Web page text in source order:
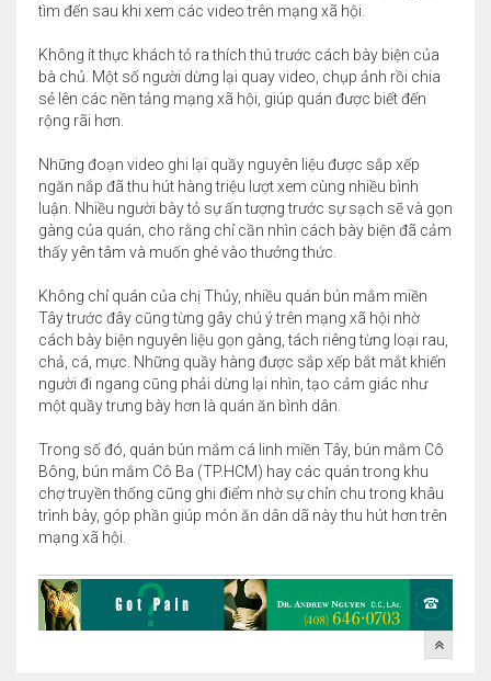
tìm đến sau khi xem các video trên mạng xã hội.
Không ít thực khách tỏ ra thích thú trước cách bày biện của
bà chủ. Một số người dừng lại quay video, chụp ảnh rồi chia
sẻ lên các nền tảng mạng xã hội, giúp quán được biết đến
rộng rãi hơn.
Những đoạn video ghi lại quầy nguyên liệu được sắp xếp
ngăn nắp đã thu hút hàng triệu lượt xem cùng nhiều bình
luận. Nhiều người bày tỏ sự ấn tượng trước sự sạch sẽ và gọn
gàng của quán, cho rằng chỉ cần nhìn cách bày biện đã cảm
thấy yên tâm và muốn ghé vào thưởng thức.
Không chỉ quán của chị Thủy, nhiều quán bún mắm miền
Tây trước đây cũng từng gây chú ý trên mạng xã hội nhờ
cách bày biện nguyên liệu gọn gàng, tách riêng từng loại rau,
chả, cá, mực. Những quầy hàng được sắp xếp bắt mắt khiến
người đi ngang cũng phải dừng lại nhìn, tạo cảm giác như
một quầy trưng bày hơn là quán ăn bình dân.
Trong số đó, quán bún mắm cá linh miền Tây, bún mắm Cô
Bông, bún mắm Cô Ba (TP.HCM) hay các quán trong khu
chợ truyền thống cũng ghi điểm nhờ sự chỉn chu trong khâu
trình bày, góp phần giúp món ăn dân dã này thu hút hơn trên
mạng xã hội.